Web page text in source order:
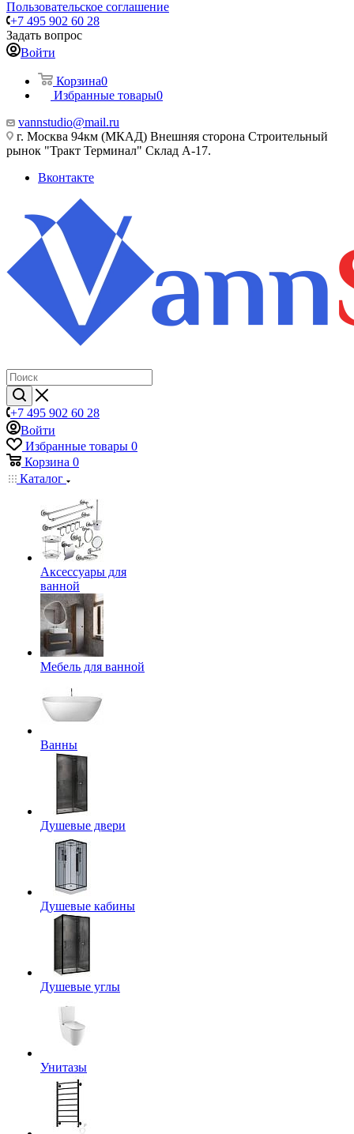
Пользовательское соглашение
+7 495 902 60 28
Задать вопрос
Войти
Корзина0
Избранные товары0
vannstudio@mail.ru
г. Москва 94км (МКАД) Внешняя сторона Строительный
рынок "Тракт Терминал" Склад А-17.
Вконтакте
+7 495 902 60 28
Войти
Избранные товары 0
Корзина 0
Каталог
Аксессуары для
ванной
Мебель для ванной
Ванны
Душевые двери
Душевые кабины
Душевые углы
Унитазы